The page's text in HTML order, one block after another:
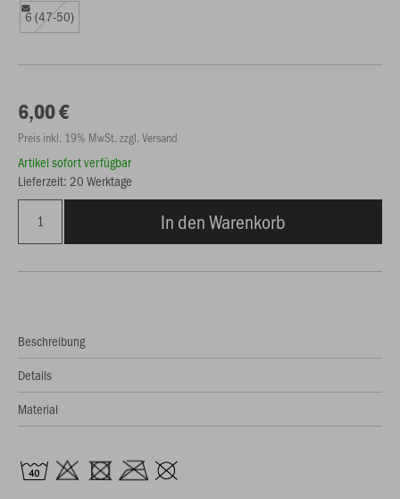
6 (47-50)
6,00 €
Preis inkl. 19% MwSt. zzgl. Versand
Artikel sofort verfügbar
Lieferzeit: 20 Werktage
In den Warenkorb
Beschreibung
Details
Material